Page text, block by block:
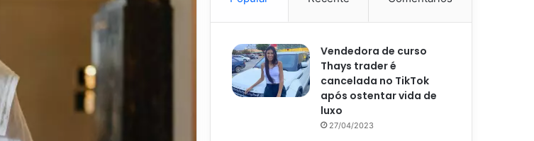
Vendedora de curso
Thays trader é
cancelada no TikTok
após ostentar vida de
luxo
27/04/2023